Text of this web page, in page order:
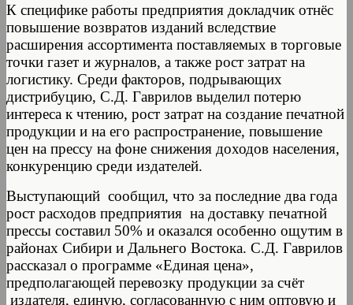
К специфике работы предприятия докладчик отнёс
повышение возвратов изданий вследствие
расширения ассортимента поставляемых в торговые
точки газет и журналов, а также рост затрат на
логистику. Среди факторов, подрывающих
дистрибуцию, С.Д. Гаврилов выделил потерю
интереса к чтению, рост затрат на создание печатной
продукции и на его распространение, повышение
цен на прессу на фоне снижения доходов населения,
конкуренцию среди издателей.
Выступающий сообщил, что за последние два года
рост расходов предприятия на доставку печатной
прессы составил 50% и оказался особенно ощутим в
районах Сибири и Дальнего Востока. С.Д. Гаврилов
рассказал о программе «Единая цена»,
предполагающей перевозку продукции за счёт
издателя, единую, согласованную с ним оптовую и